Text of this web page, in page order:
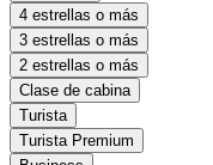
4 estrellas o más
3 estrellas o más
2 estrellas o más
Clase de cabina
Turista
Turista Premium